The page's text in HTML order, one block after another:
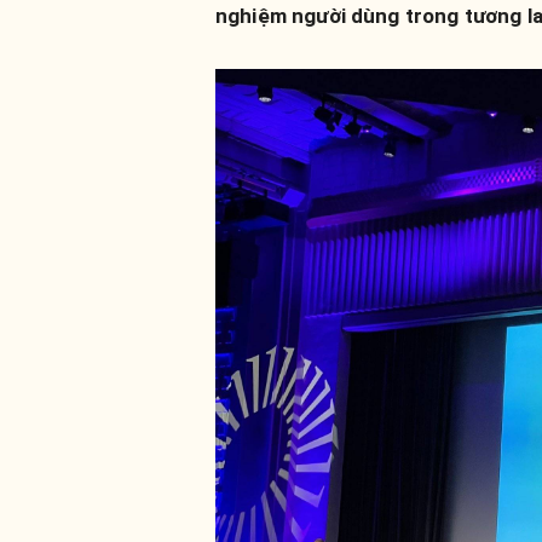
nghiệm người dùng trong tương